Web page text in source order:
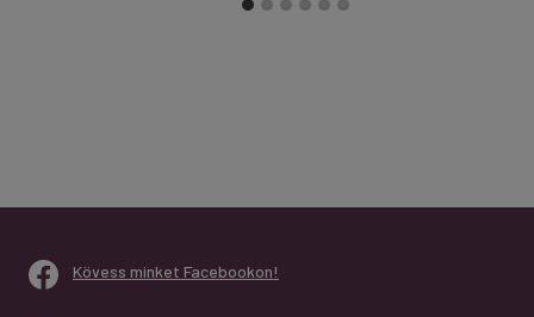
Kövess minket Facebookon!